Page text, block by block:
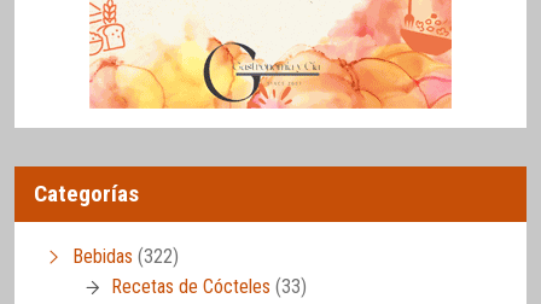
Categorías
Bebidas (322)
Recetas de Cócteles (33)